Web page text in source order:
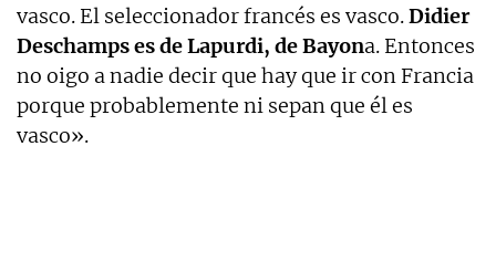
vasco. El seleccionador francés es vasco.Didier
Deschamps es de Lapurdi, de Bayona. Entonces
no oigo a nadie decir que hay que ir con Francia
porque probablemente ni sepan que él es
vasco».